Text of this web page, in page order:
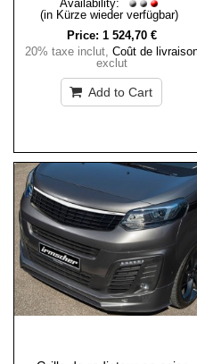
Availability:
(in Kürze wieder verfügbar)
Price: 1 524,70 €
20% taxe inclut, Coût de
exclut
Add to Cart